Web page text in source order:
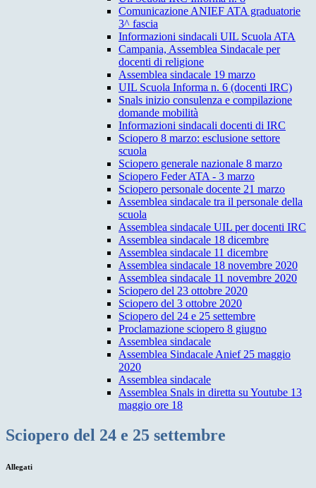
Comunicazione ANIEF ATA graduatorie
3^ fascia
Informazioni sindacali UIL Scuola ATA
Campania, Assemblea Sindacale per
docenti di religione
Assemblea sindacale 19 marzo
UIL Scuola Informa n. 6 (docenti IRC)
Snals inizio consulenza e compilazione
domande mobilità
Informazioni sindacali docenti di IRC
Sciopero 8 marzo: esclusione settore
scuola
Sciopero generale nazionale 8 marzo
Sciopero Feder ATA - 3 marzo
Sciopero personale docente 21 marzo
Assemblea sindacale tra il personale della
scuola
Assemblea sindacale UIL per docenti IRC
Assemblea sindacale 18 dicembre
Assemblea sindacale 11 dicembre
Assemblea sindacale 18 novembre 2020
Assemblea sindacale 11 novembre 2020
Sciopero del 23 ottobre 2020
Sciopero del 3 ottobre 2020
Sciopero del 24 e 25 settembre
Proclamazione sciopero 8 giugno
Assemblea sindacale
Assemblea Sindacale Anief 25 maggio
2020
Assemblea sindacale
Assemblea Snals in diretta su Youtube 13
maggio ore 18
Sciopero del 24 e 25 settembre
Allegati